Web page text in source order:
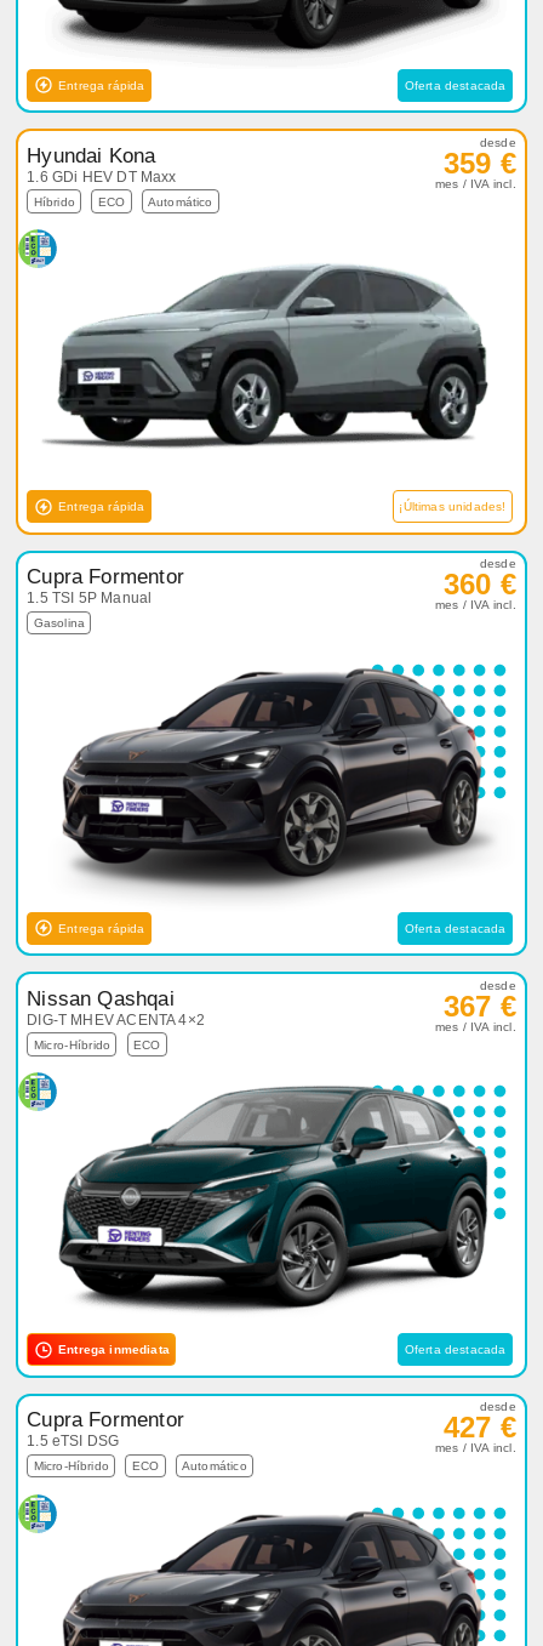
Entrega rápida Oferta destacada
Hyundai Kona
1.6 GDi HEV DT Maxx
Híbrido ECO Automático
desde
359 €
mes / IVA incl.
Entrega rápida ¡Últimas unidades!
Cupra Formentor
1.5 TSI 5P Manual
Gasolina
desde
360 €
mes / IVA incl.
Entrega rápida Oferta destacada
Nissan Qashqai
DIG-T MHEV ACENTA 4×2
Micro-Híbrido ECO
desde
367 €
mes / IVA incl.
Entrega inmediata Oferta destacada
Cupra Formentor
1.5 eTSI DSG
Micro-Híbrido ECO Automático
desde
427 €
mes / IVA incl.